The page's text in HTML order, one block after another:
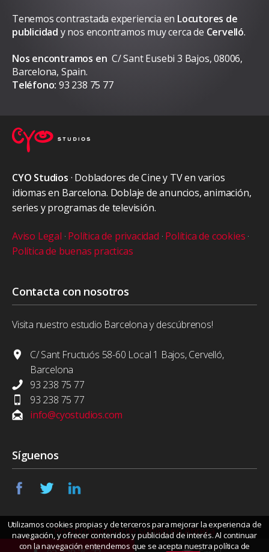
Tenemos contrastada experiencia en Locutores de
publicidad y nos encontramos muy cerca de Cervelló.
Nos encontramos en C/ Sant Eusebi 3 Bajos, 08006,
Barcelona, Spain.
Teléfono: 93 238 75 77
CYO Studios · Dobladores de Cine y TV en varios
idiomas en Barcelona. Doblaje de anuncios, animación,
series y programas de televisión.
Aviso Legal · Política de privacidad · Política de cookies ·
Política de buenas practicas
Contacta con nosotros
Visita nuestro estudio Barcelona y descúbrenos!
C/ Sant Fructuós 58-60 Local 1 Bajos, Cervelló,
Barcelona
93 238 75 77
93 238 75 77
info@cyostudios.com
Síguenos
Postproducción de sonido en Abrera
Utilizamos cookies propias y de terceros para mejorar la experiencia de
navegación, y ofrecer contenidos y publicidad de interés. Al continuar
con la navegación entendemos que se acepta nuestra política de